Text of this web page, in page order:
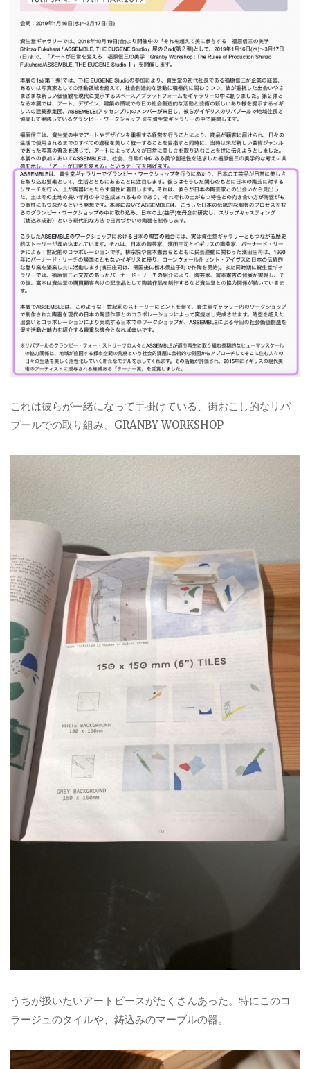
これは彼らが一緒になって手掛けている、街おこし的なリバ
プールでの取り組み、GRANBY WORKSHOP
うちが扱いたいアートピースがたくさんあった。特にこのコ
ラージュのタイルや、鋳込みのマーブルの器。